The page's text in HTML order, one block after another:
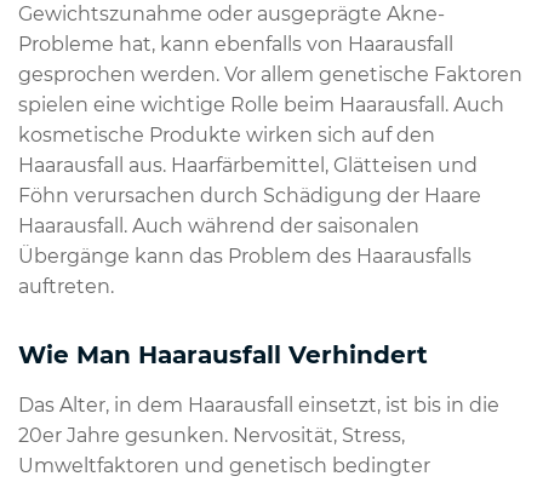
Gewichtszunahme oder ausgeprägte Akne-
Probleme hat, kann ebenfalls von Haarausfall
gesprochen werden. Vor allem genetische Faktoren
spielen eine wichtige Rolle beim Haarausfall. Auch
kosmetische Produkte wirken sich auf den
Haarausfall aus. Haarfärbemittel, Glätteisen und
Föhn verursachen durch Schädigung der Haare
Haarausfall. Auch während der saisonalen
Übergänge kann das Problem des Haarausfalls
auftreten.
Wie Man Haarausfall Verhindert
Das Alter, in dem Haarausfall einsetzt, ist bis in die
20er Jahre gesunken. Nervosität, Stress,
Umweltfaktoren und genetisch bedingter